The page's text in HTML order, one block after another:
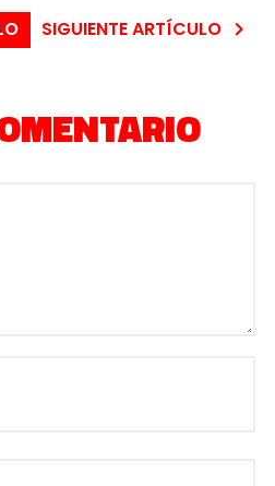
SIGUIENTE ARTÍCULO